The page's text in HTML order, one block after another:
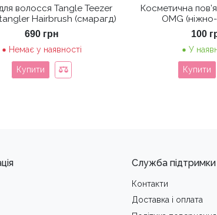
волосся Tangle Teezer
Hairbrush (смарагд)
690 грн
Немає у наявності
Купити
Косметична
OMG
100
У
Купити
Служба підтримки
Контакти
Доставка i оплата